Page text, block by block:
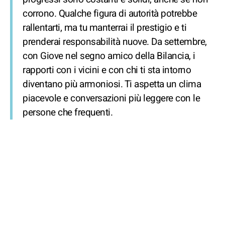
corrono. Qualche figura di autorità potrebbe
rallentarti, ma tu manterrai il prestigio e ti
prenderai responsabilità nuove. Da settembre,
con Giove nel segno amico della Bilancia, i
rapporti con i vicini e con chi ti sta intorno
diventano più armoniosi. Ti aspetta un clima
piacevole e conversazioni più leggere con le
persone che frequenti.